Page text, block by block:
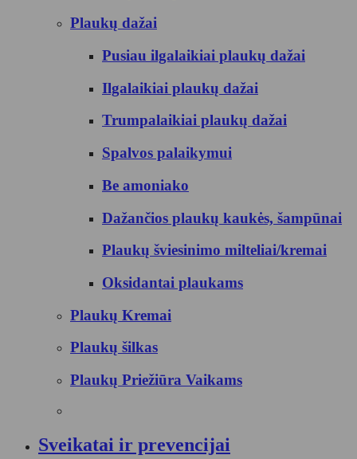
Plaukų dažai
Pusiau ilgalaikiai plaukų dažai
Ilgalaikiai plaukų dažai
Trumpalaikiai plaukų dažai
Spalvos palaikymui
Be amoniako
Dažančios plaukų kaukės, šampūnai
Plaukų šviesinimo milteliai/kremai
Oksidantai plaukams
Plaukų Kremai
Plaukų šilkas
Plaukų Priežiūra Vaikams
Sveikatai ir prevencijai